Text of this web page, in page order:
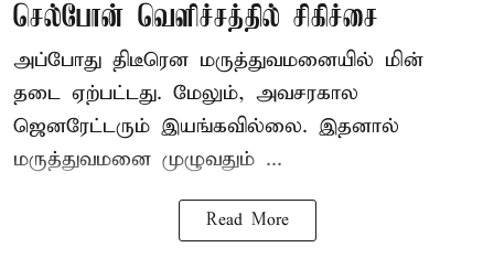
செல்போன் வெளிச்சத்தில் சிகிச்சை
அப்போது திடீரென மருத்துவமனையில் மின்
தடை ஏற்பட்டது. மேலும், அவசரகால
ஜெனரேட்டரும் இயங்கவில்லை. இதனால்
மருத்துவமனை முழுவதும் ...
Read More